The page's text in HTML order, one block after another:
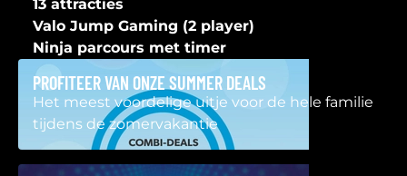
13 attracties
Valo Jump Gaming (2 player)
Ninja parcours met timer
PROFITEER VAN ONZE SUMMER DEALS
Het meest voordelige uitje voor de hele familie
tijdens de zomervakantie